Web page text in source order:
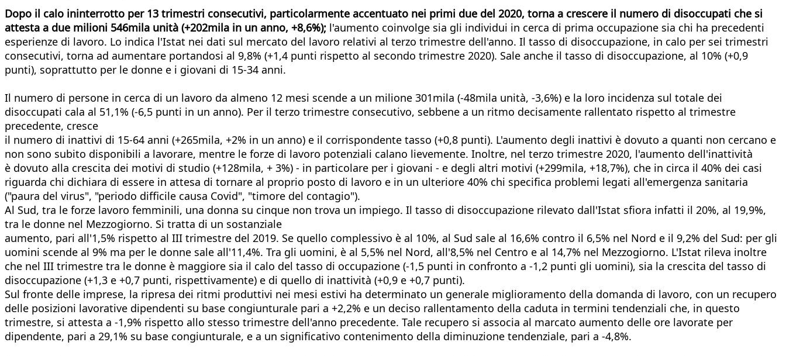
Dopo il calo ininterrotto per 13 trimestri consecutivi, particolarmente accentuato nei primi due del 2020, torna a crescere il numero di disoccupati che si
attesta a due milioni 546mila unità (+202mila in un anno, +8,6%); l'aumento coinvolge sia gli individui in cerca di prima occupazione sia chi ha precedenti
esperienze di lavoro. Lo indica l'Istat nei dati sul mercato del lavoro relativi al terzo trimestre dell'anno. Il tasso di disoccupazione, in calo per sei trimestri
consecutivi, torna ad aumentare portandosi al 9,8% (+1,4 punti rispetto al secondo trimestre 2020). Sale anche il tasso di disoccupazione, al 10% (+0,9
punti), soprattutto per le donne e i giovani di 15-34 anni.
Il numero di persone in cerca di un lavoro da almeno 12 mesi scende a un milione 301mila (-48mila unità, -3,6%) e la loro incidenza sul totale dei
disoccupati cala al 51,1% (-6,5 punti in un anno). Per il terzo trimestre consecutivo, sebbene a un ritmo decisamente rallentato rispetto al trimestre
precedente, cresce
il numero di inattivi di 15-64 anni (+265mila, +2% in un anno) e il corrispondente tasso (+0,8 punti). L'aumento degli inattivi è dovuto a quanti non cercano e
non sono subito disponibili a lavorare, mentre le forze di lavoro potenziali calano lievemente. Inoltre, nel terzo trimestre 2020, l'aumento dell'inattività
è dovuto alla crescita dei motivi di studio (+128mila, + 3%) - in particolare per i giovani - e degli altri motivi (+299mila, +18,7%), che in circa il 40% dei casi
riguarda chi dichiara di essere in attesa di tornare al proprio posto di lavoro e in un ulteriore 40% chi specifica problemi legati all'emergenza sanitaria
("paura del virus", "periodo difficile causa Covid", "timore del contagio").
Al Sud, tra le forze lavoro femminili, una donna su cinque non trova un impiego. Il tasso di disoccupazione rilevato dall'Istat sfiora infatti il 20%, al 19,9%,
tra le donne nel Mezzogiorno. Si tratta di un sostanziale
aumento, pari all'1,5% rispetto al III trimestre del 2019. Se quello complessivo è al 10%, al Sud sale al 16,6% contro il 6,5% nel Nord e il 9,2% del Sud: per gli
uomini scende al 9% ma per le donne sale all'11,4%. Tra gli uomini, è al 5,5% nel Nord, all'8,5% nel Centro e al 14,7% nel Mezzogiorno. L'Istat rileva inoltre
che nel III trimestre tra le donne è maggiore sia il calo del tasso di occupazione (-1,5 punti in confronto a -1,2 punti gli uomini), sia la crescita del tasso di
disoccupazione (+1,3 e +0,7 punti, rispettivamente) e di quello di inattività (+0,9 e +0,7 punti).
Sul fronte delle imprese, la ripresa dei ritmi produttivi nei mesi estivi ha determinato un generale miglioramento della domanda di lavoro, con un recupero
delle posizioni lavorative dipendenti su base congiunturale pari a +2,2% e un deciso rallentamento della caduta in termini tendenziali che, in questo
trimestre, si attesta a -1,9% rispetto allo stesso trimestre dell'anno precedente. Tale recupero si associa al marcato aumento delle ore lavorate per
dipendente, pari a 29,1% su base congiunturale, e a un significativo contenimento della diminuzione tendenziale, pari a -4,8%.